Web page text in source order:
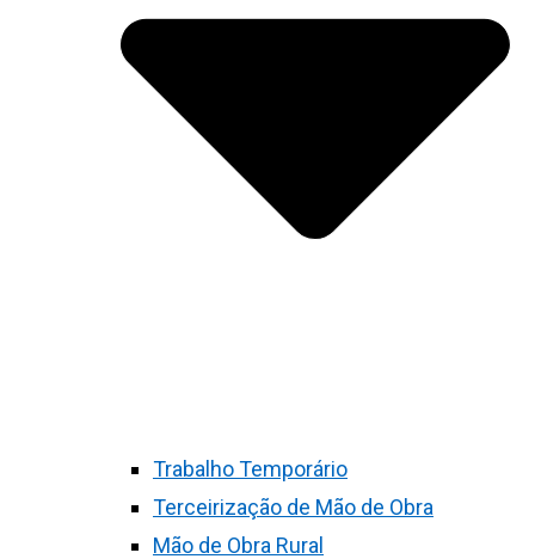
Trabalho Temporário
Terceirização de Mão de Obra
Mão de Obra Rural